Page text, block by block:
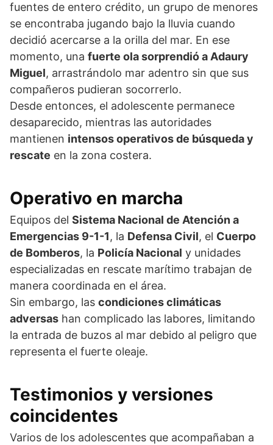
fuentes de entero crédito, un grupo de menores
se encontraba jugando bajo la lluvia cuando
decidió acercarse a la orilla del mar. En ese
momento, una fuerte ola sorprendió a Adaury
Miguel, arrastrándolo mar adentro sin que sus
compañeros pudieran socorrerlo.
Desde entonces, el adolescente permanece
desaparecido, mientras las autoridades
mantienen intensos operativos de búsqueda y
rescate en la zona costera.
Operativo en marcha
Equipos del Sistema Nacional de Atención a
Emergencias 9-1-1, la Defensa Civil, el Cuerpo
de Bomberos, la Policía Nacional y unidades
especializadas en rescate marítimo trabajan de
manera coordinada en el área.
Sin embargo, las condiciones climáticas
adversas han complicado las labores, limitando
la entrada de buzos al mar debido al peligro que
representa el fuerte oleaje.
Testimonios y versiones
coincidentes
Varios de los adolescentes que acompañaban a